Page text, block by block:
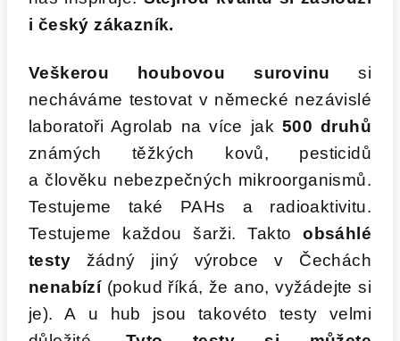
i český zákazník.
Veškerou houbovou surovinu si
necháváme testovat v německé nezávislé
laboratoři Agrolab na více jak 500 druhů
známých těžkých kovů, pesticidů
a člověku nebezpečných mikroorganismů.
Testujeme také PAHs a radioaktivitu.
Testujeme každou šarži. Taktoobsáhlé
testy žádný jiný výrobce v Čechách
nenabízí(pokud říká, že ano, vyžádejte si
je). A u hub jsou takovéto testy velmi